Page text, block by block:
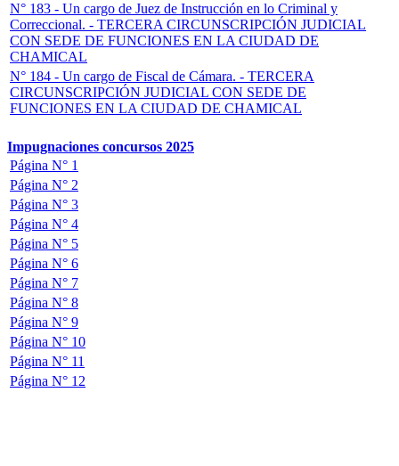
N° 183 - Un cargo de Juez de Instrucción en lo Criminal y
Correccional. - TERCERA CIRCUNSCRIPCIÓN JUDICIAL
CON SEDE DE FUNCIONES EN LA CIUDAD DE
CHAMICAL
N° 184 - Un cargo de Fiscal de Cámara. - TERCERA
CIRCUNSCRIPCIÓN JUDICIAL CON SEDE DE
FUNCIONES EN LA CIUDAD DE CHAMICAL
Impugnaciones concursos 2025
Página N° 1
Página N° 2
Página N° 3
Página N° 4
Página N° 5
Página N° 6
Página N° 7
Página N° 8
Página N° 9
Página N° 10
Página N° 11
Página N° 12